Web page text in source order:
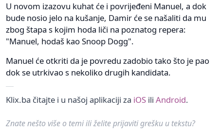
U novom izazovu kuhat će i povrijeđeni Manuel, a dok
bude nosio jelo na kušanje, Damir će se našaliti da mu
zbog štapa s kojim hoda liči na poznatog repera:
"Manuel, hodaš kao Snoop Dogg".
Manuel će otkriti da je povredu zadobio tako što je pao
dok se utrkivao s nekoliko drugih kandidata.
Klix.ba čitajte i u našoj aplikaciji za iOS ili Android.
Znate nešto više o temi ili želite prijaviti grešku u tekstu?